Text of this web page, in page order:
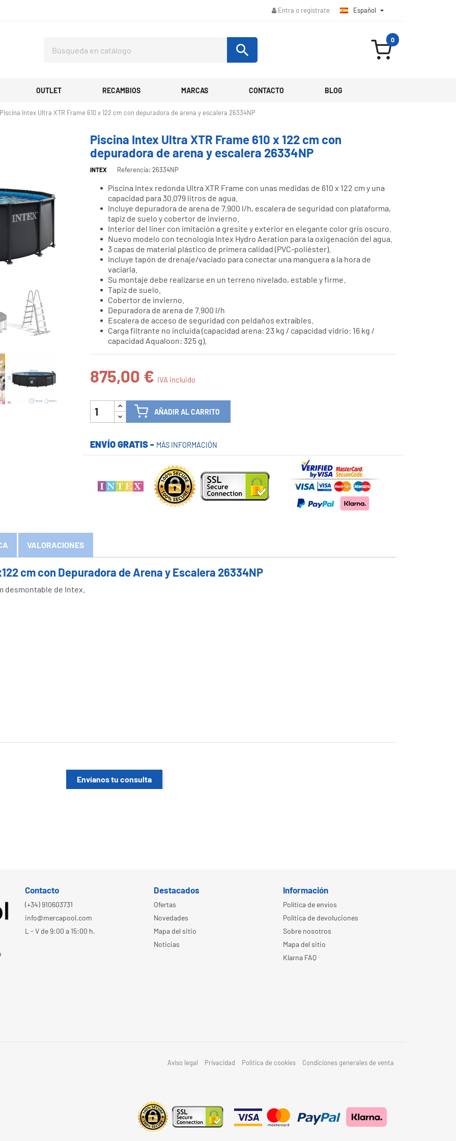
Entra o regístrate Español 

0
OUTLET RECAMBIOS MARCAS CONTACTO BLOG
Piscina Intex Ultra XTR Frame 610 x 122 cm con depuradora de arena y escalera 26334NP


Piscina Intex Ultra XTR Frame 610 x 122 cm con
depuradora de arena y escalera 26334NP
INTEX Referencia: 26334NP
Piscina Intex redonda Ultra XTR Frame con unas medidas de 610 x 122 cm y una
capacidad para 30.079 litros de agua.
Incluye depuradora de arena de 7.900 l/h, escalera de seguridad con plataforma,
tapiz de suelo y cobertor de invierno.
Interior del liner con imitación a gresite y exterior en elegante color gris oscuro.
Nuevo modelo con tecnología Intex Hydro Aeration para la oxigenación del agua.
3 capas de material plástico de primera calidad (PVC-poliéster).
Incluye tapón de drenaje/vaciado para conectar una manguera a la hora de
vaciarla.
Su montaje debe realizarse en un terreno nivelado, estable y firme.
Tapiz de suelo.
Cobertor de invierno.
Depuradora de arena de 7.900 l/h
Escalera de acceso de seguridad con peldaños extraíbles.
Carga filtrante no incluida (capacidad arena: 23 kg / capacidad vidrio: 16 kg /
capacidad Aqualoon: 325 g).
875,00 € IVA incluido
AÑADIR AL CARRITO
ENVÍO GRATIS - MÁS INFORMACIÓN
VALORACIONES
cm con Depuradora de Arena y Escalera 26334NP
desmontable de Intex.
Envíanos tu consulta
Contacto
(+34) 910603731
info@mercapool.com
L - V de 9:00 a 15:00 h.
Destacados
Ofertas
Novedades
Mapa del sitio
Noticias
Información
Política de envíos
Política de devoluciones
Sobre nosotros
Mapa del sitio
Klarna FAQ
Aviso legal Privacidad Política de cookies Condiciones generales de venta